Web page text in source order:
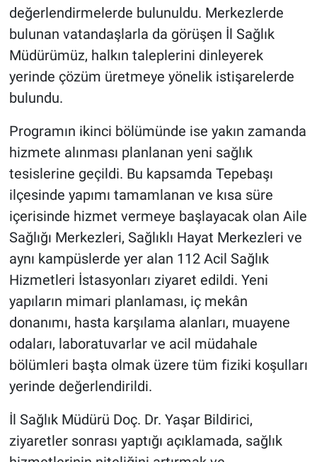
değerlendirmelerde bulunuldu. Merkezlerde
bulunan vatandaşlarla da görüşen İl Sağlık
Müdürümüz, halkın taleplerini dinleyerek
yerinde çözüm üretmeye yönelik istişarelerde
bulundu.
Programın ikinci bölümünde ise yakın zamanda
hizmete alınması planlanan yeni sağlık
tesislerine geçildi. Bu kapsamda Tepebaşı
ilçesinde yapımı tamamlanan ve kısa süre
içerisinde hizmet vermeye başlayacak olan Aile
Sağlığı Merkezleri, Sağlıklı Hayat Merkezleri ve
aynı kampüslerde yer alan 112 Acil Sağlık
Hizmetleri İstasyonları ziyaret edildi. Yeni
yapıların mimari planlaması, iç mekân
donanımı, hasta karşılama alanları, muayene
odaları, laboratuvarlar ve acil müdahale
bölümleri başta olmak üzere tüm fiziki koşulları
yerinde değerlendirildi.
İl Sağlık Müdürü Doç. Dr. Yaşar Bildirici,
ziyaretler sonrası yaptığı açıklamada, sağlık